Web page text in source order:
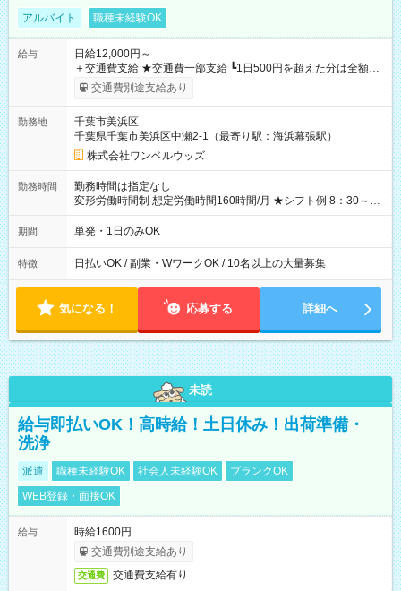
アルバイト 職種未経験OK
給与
日給12,000円～
＋交通費支給 ★交通費一部支給 ┗1日500円を超えた分は全額支
給！ ※往復500円以内の方は自己負担となります ★日払いOK！
（規定あり） ┗働いたその日に現金GET♪ お仕事後はコンビニ
なし
交通費別途支給あり
勤務地
千葉市美浜区
千葉県千葉市美浜区中瀬2-1（最寄り駅：海浜幕張駅）
株式会社ワンベルウッズ
勤務時間
勤務時間は指定なし
変形労働時間制 想定労働時間160時間/月 ★シフト例 8：30～
19：00
期間 単発・1日のみOK
特徴 日払いOK / 副業・WワークOK / 10名以上の大量募集
気になる！ 応募する 詳細へ
未読
給与即払いOK！高時給！土日休み！出荷準備・
洗浄
派遣 職種未経験OK 社会人未経験OK
ブランクOK
WEB登録・面接OK
給与
時給1600円
交通費別途支給あり
交通費 交通費支給有り